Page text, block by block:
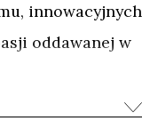
innowacyjnych
oddawanej w
obrazuje